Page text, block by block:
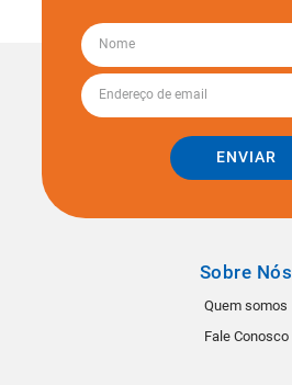
ENVIAR
Sobre Nós
Quem somos
Fale Conosco